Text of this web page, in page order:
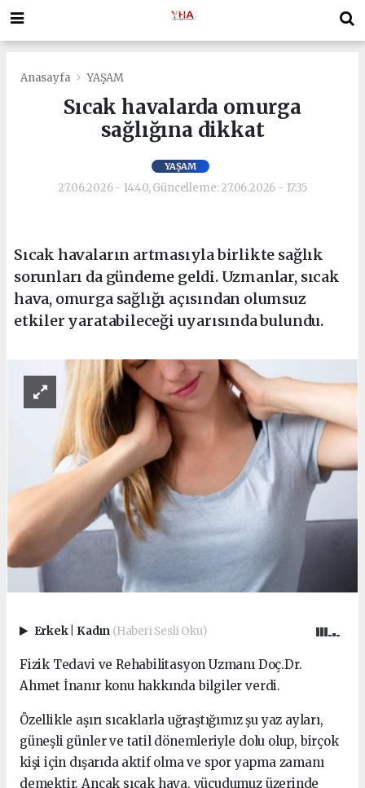
Anasayfa YAŞAM
Sıcak havalarda omurga
sağlığına dikkat
YAŞAM
27.06.2026 - 14:40, Güncelleme: 27.06.2026 - 17:35
Sıcak havaların artmasıyla birlikte sağlık
sorunları da gündeme geldi. Uzmanlar, sıcak
hava, omurga sağlığı açısından olumsuz
etkiler yaratabileceği uyarısında bulundu.
Erkek Kadın (Haberi Sesli Oku)
Fizik Tedavi ve Rehabilitasyon Uzmanı Doç.Dr.
Ahmet İnanır konu hakkında bilgiler verdi.
Özellikle aşırı sıcaklarla uğraştığımız şu yaz ayları,
güneşli günler ve tatil dönemleriyle dolu olup, birçok
kişi için dışarıda aktif olma ve spor yapma zamanı
demektir. Ancak sıcak hava, vücudumuz üzerinde